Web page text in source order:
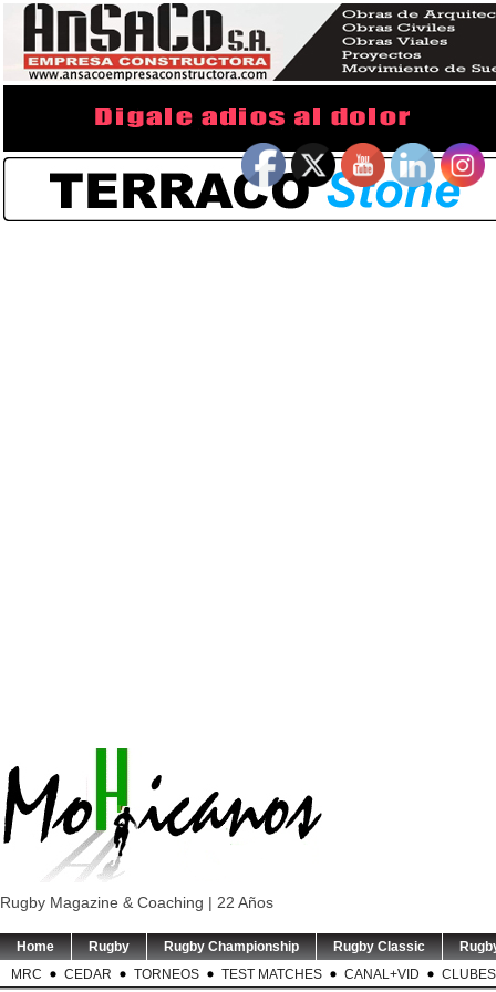
Rugby Magazine & Coaching | 22 Años
Home Rugby Rugby Championship Rugby Classic
MRC
CEDAR TORNEOS TEST MATCHES CANAL+VID CLUBES